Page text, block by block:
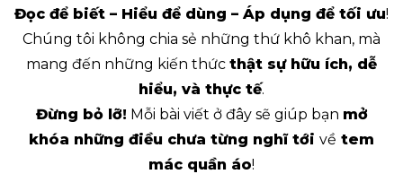
Đọc để biết – Hiểu để dùng – Áp dụng để tối ưu!
Chúng tôi không chia sẻ những thứ khô khan, mà
mang đến những kiến thức thật sự hữu ích, dễ
hiểu, và thực tế.
Đừng bỏ lỡ! Mỗi bài viết ở đây sẽ giúp bạn mở
khóa những điều chưa từng nghĩ tới về tem
mác quần áo!